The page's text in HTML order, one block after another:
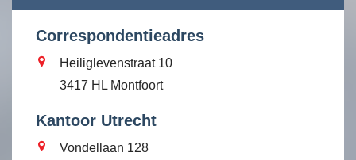
Correspondentieadres
Heiliglevenstraat 10
3417 HL Montfoort
Kantoor Utrecht
Vondellaan 128